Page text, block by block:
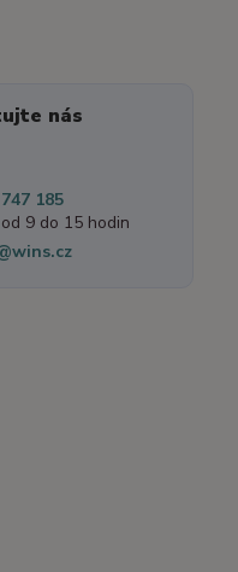
nás
185
9 do 15 hodin